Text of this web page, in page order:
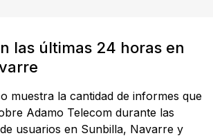
las últimas 24 horas en
muestra la cantidad de informes que
Adamo Telecom durante las
usuarios en Sunbilla, Navarre y